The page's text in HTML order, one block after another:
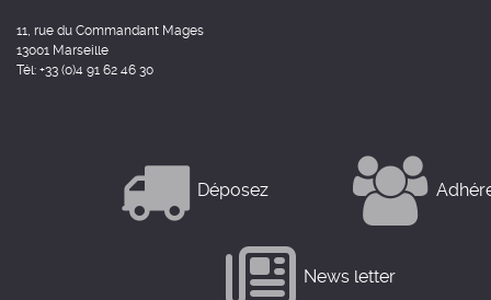
11, rue du Commandant Mages
13001 Marseille
Tél: +33 (0)4 91 62 46 30
Déposez
News letter